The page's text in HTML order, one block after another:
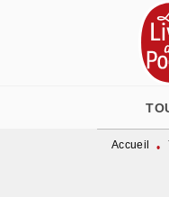
MENU
Accueil •